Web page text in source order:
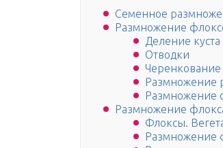
Семенное
Размножение
Деление куста
Отводки
Черенкование
Размножение
Размножение
Размножение
Флоксы.
Размножение